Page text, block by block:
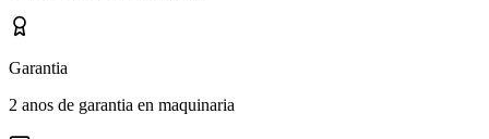
Garantia
2 anos de garantia en maquinaria